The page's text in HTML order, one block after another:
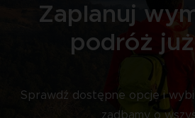
Zaplanuj
podróż
Sprawdź dostępne opcje i
zadbamy o